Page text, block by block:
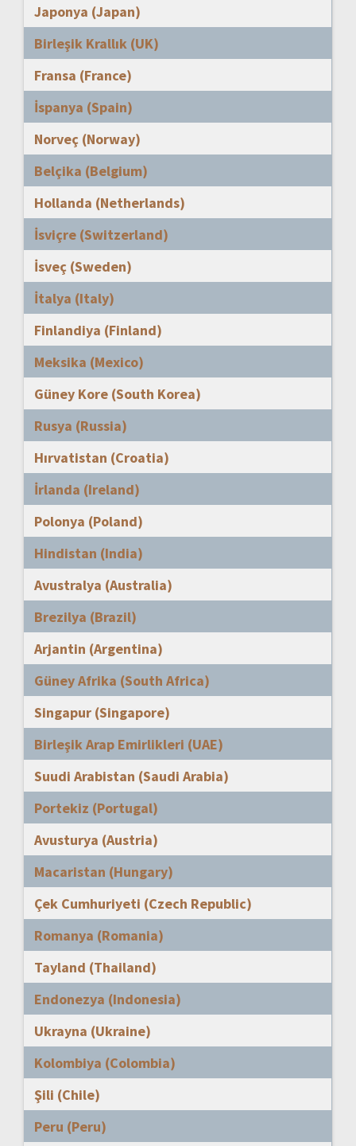
Japonya (Japan)
Birleşik Krallık (UK)
Fransa (France)
İspanya (Spain)
Norveç (Norway)
Belçika (Belgium)
Hollanda (Netherlands)
İsviçre (Switzerland)
İsveç (Sweden)
İtalya (Italy)
Finlandiya (Finland)
Meksika (Mexico)
Güney Kore (South Korea)
Rusya (Russia)
Hırvatistan (Croatia)
İrlanda (Ireland)
Polonya (Poland)
Hindistan (India)
Avustralya (Australia)
Brezilya (Brazil)
Arjantin (Argentina)
Güney Afrika (South Africa)
Singapur (Singapore)
Birleşik Arap Emirlikleri (UAE)
Suudi Arabistan (Saudi Arabia)
Portekiz (Portugal)
Avusturya (Austria)
Macaristan (Hungary)
Çek Cumhuriyeti (Czech Republic)
Romanya (Romania)
Tayland (Thailand)
Endonezya (Indonesia)
Ukrayna (Ukraine)
Kolombiya (Colombia)
Şili (Chile)
Peru (Peru)